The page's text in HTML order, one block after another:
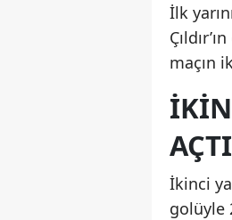
İlk
maçın
AÇTI
İkinci
golüyle